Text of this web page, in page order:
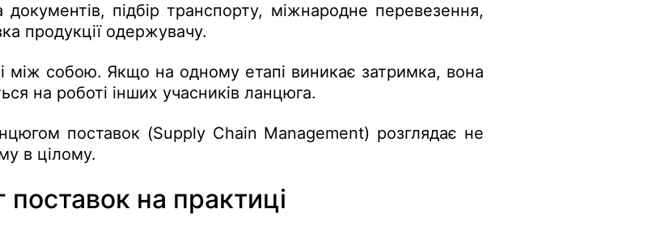
документів, підбір транспорту, міжнародне перевезення,
продукції одержувачу.
між собою. Якщо на одному етапі виникає затримка, вона
на роботі інших учасників ланцюга.
поставок (Supply Chain Management) розглядає не
в цілому.
на практиці